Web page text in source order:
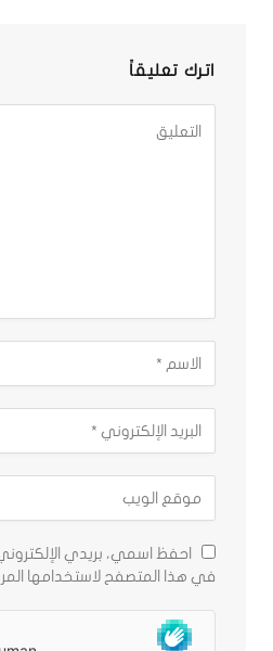
اترك تعليقاً
احفظ اسمي، بريدي
في هذا المتصفح لاستخدامها